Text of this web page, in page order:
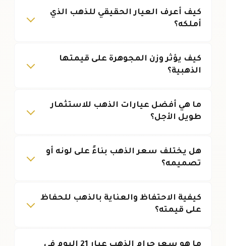
كيف أعرف العيار الحقيقي للذهب الذي
أملكه؟
كيف يؤثر وزن المجوهرة على قيمتها
الذهبية؟
ما هي أفضل عيارات الذهب للاستثمار
طويل الأجل؟
هل يختلف سعر الذهب بناءً على لونه أو
تصميمه؟
كيفية الاحتفاظ والعناية بالذهب للحفاظ
على قيمته؟